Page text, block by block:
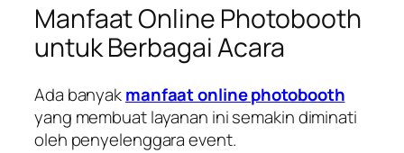
Manfaat Online Photobooth
untuk Berbagai Acara
Ada banyakmanfaat online photobooth
yang membuat layanan ini semakin diminati
oleh penyelenggara event.